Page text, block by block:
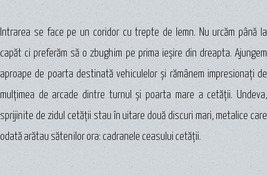
Intrarea se face pe un coridor cu trepte de lemn. Nu urcăm până la
capăt ci preferăm să o zbughim pe prima ieşire din dreapta. Ajungem
aproape de poarta destinată vehiculelor şi rămânem impresionaţi de
mulţimea de arcade dintre turnul şi poarta mare a cetăţii. Undeva,
sprijinite de zidul cetăţii stau în uitare două discuri mari, metalice care
odată arătau sătenilor ora: cadranele ceasului cetăţii.